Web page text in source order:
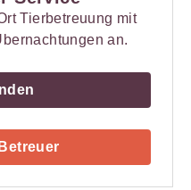
Tierbetreuung mit
an.